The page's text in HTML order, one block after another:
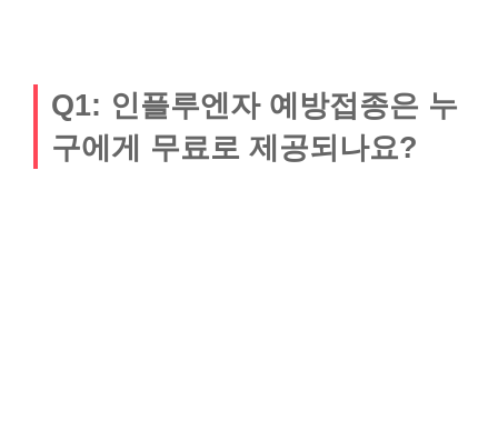
Q1: 인플루엔자 예방접종은 누
구에게 무료로 제공되나요?